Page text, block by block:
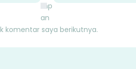
mp
an
komentar saya berikutnya.